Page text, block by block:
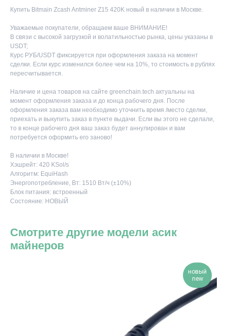
Купить Bitmain Zcash Antminer Z15 420K новый в наличии в Москве.
Уважаемые покупатели, обращаем ваше ВНИМАНИЕ!
В связи с высокой загрузкой и волатильностью рынка, цены указаны в
USDT;
Курс РУБ/USDT фиксируется при оформления заказа на момент
сделки. Если курс изменился более чем на 10%, то стоимость в рублях
пересчитывается.
Наличие и цена товаров на сайте greenchain.tech актуальны на
момент оформления заказа и до конца рабочего дня. После
оформления заказа вам необходимо уточнить время /место сделки,
приехать и выкупить заказ в пункте выдачи. Если вы этого не сделали,
то в конце рабочего дня ваш заказ будет аннулирован и вам
потребуется оформить его заново!
В наличии в Москве!
Хэшрейт: 420 KSol/s
Алгоритм: EquiHash
Энергопотребление, Вт: 1510 Вт/ч (±10%)
Блок питания: встроенный
Состояние: НОВЫЙ
Смотрите другие модели асик
майнеров
новый
new